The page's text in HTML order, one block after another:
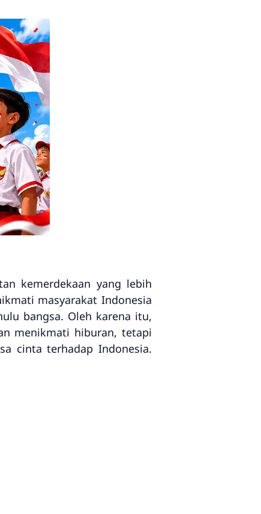
kemerdekaan yang lebih
masyarakat Indonesia
bangsa. Oleh karena itu,
menikmati hiburan, tetapi
cinta terhadap Indonesia.